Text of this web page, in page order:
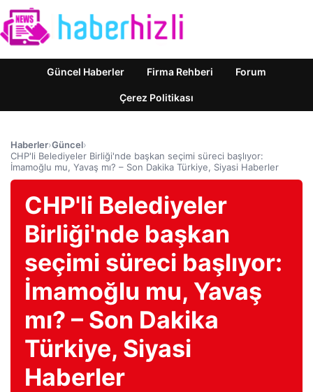
Güncel Haberler Firma Rehberi Forum
Çerez Politikası
Haberler›Güncel›
CHP'li Belediyeler Birliği'nde başkan seçimi süreci başlıyor:
İmamoğlu mu, Yavaş mı? – Son Dakika Türkiye, Siyasi Haberler
CHP'li Belediyeler
Birliği'nde başkan
seçimi süreci başlıyor:
İmamoğlu mu, Yavaş
mı? – Son Dakika
Türkiye, Siyasi
Haberler